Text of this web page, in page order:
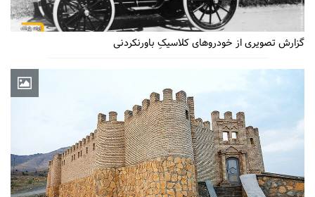
گزارش تصویری از خودروهای کلاسیکِ باورنکردنی